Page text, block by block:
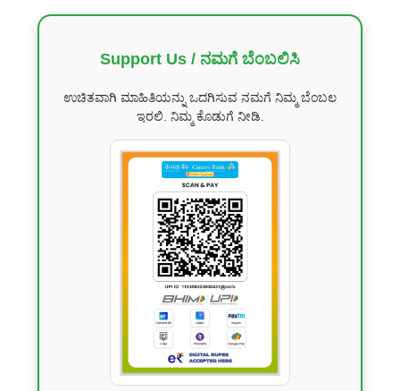
Support Us / ನಮಗೆ ಬೆಂಬಲಿಸಿ
ಉಚಿತವಾಗಿ ಮಾಹಿತಿಯನ್ನು ಒದಗಿಸುವ ನಮಗೆ ನಿಮ್ಮ ಬೆಂಬಲ
ಇರಲಿ. ನಿಮ್ಮ ಕೊಡುಗೆ ನೀಡಿ.